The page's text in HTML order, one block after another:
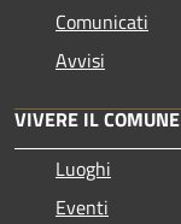
Comunicati
Avvisi
VIVERE IL COMUNE
Luoghi
Eventi